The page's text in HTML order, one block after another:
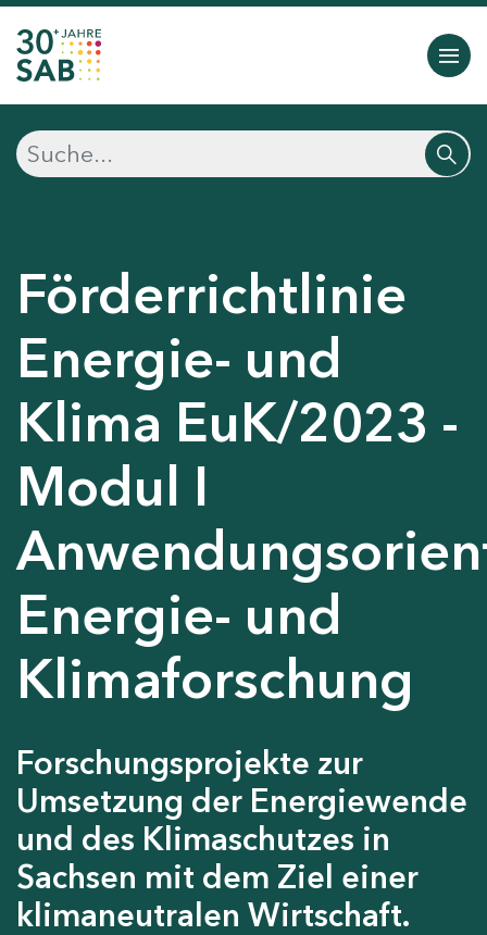
Förderrichtlinie
Energie- und
Klima EuK/2023 -
Modul I
Energie- und
Klimaforschung
Forschungsprojekte zur
Umsetzung der Energiewende
und des Klimaschutzes in
Sachsen mit dem Ziel einer
klimaneutralen Wirtschaft.